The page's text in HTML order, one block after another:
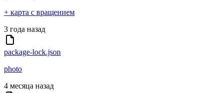
+ карта с вращением
3 года назад
package-lock.json
photo
4 месяца назад